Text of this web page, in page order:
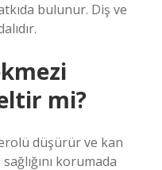
bulunur. Diş ve
mi?
düşürür ve kan
korumada